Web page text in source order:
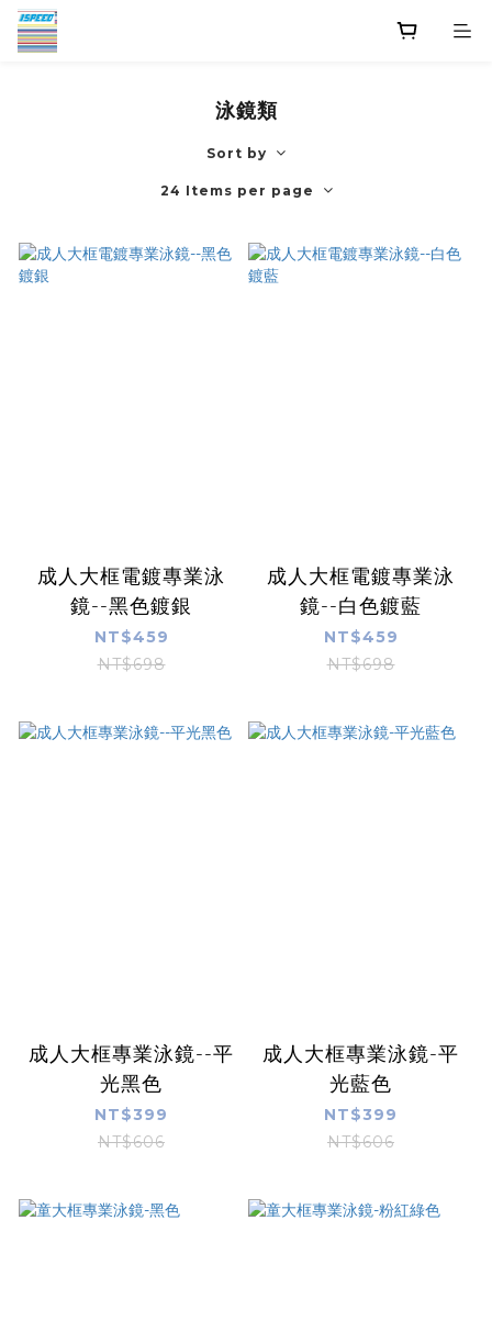
泳鏡類
Sort by
24 Items per page
成人大框電鍍專業泳
鏡--黑色鍍銀
NT$459
NT$698
成人大框電鍍專業泳
鏡--白色鍍藍
NT$459
NT$698
成人大框專業泳鏡--平
光黑色
NT$399
NT$606
成人大框專業泳鏡-平
光藍色
NT$399
NT$606